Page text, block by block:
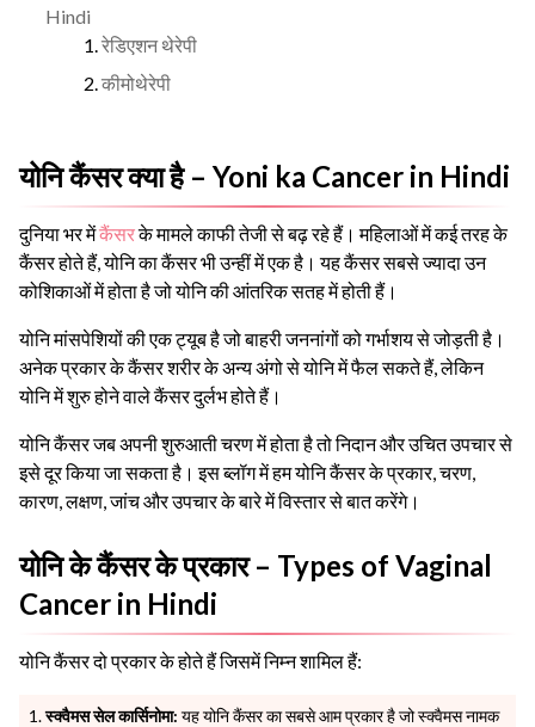
Hindi
रेडिएशन थेरेपी
कीमोथेरेपी
योनि कैंसर क्या है – Yoni ka Cancer in Hindi
दुनिया भर मेंकैंसरके मामले काफी तेजी से बढ़ रहे हैं। महिलाओं में कई तरह के
कैंसर होते हैं, योनि का कैंसर भी उन्हीं में एक है। यह कैंसर सबसे ज्यादा उन
कोशिकाओं में होता है जो योनि की आंतरिक सतह में होती हैं।
योनि मांसपेशियों की एक ट्यूब है जो बाहरी जननांगों को गर्भाशय से जोड़ती है।
अनेक प्रकार के कैंसर शरीर के अन्य अंगो से योनि में फैल सकते हैं, लेकिन
योनि में शुरु होने वाले कैंसर दुर्लभ होते हैं।
योनि कैंसर जब अपनी शुरुआती चरण में होता है तो निदान और उचित उपचार से
इसे दूर किया जा सकता है। इस ब्लॉग में हम योनि कैंसर के प्रकार, चरण,
कारण, लक्षण, जांच और उपचार के बारे में विस्तार से बात करेंगे।
योनि के कैंसर के प्रकार – Types of Vaginal
Cancer in Hindi
योनि कैंसर दो प्रकार के होते हैं जिसमें निम्न शामिल हैं:
स्क्वैमस सेल कार्सिनोमा: यह योनि कैंसर का सबसे आम प्रकार है जो स्क्वैमस नामक